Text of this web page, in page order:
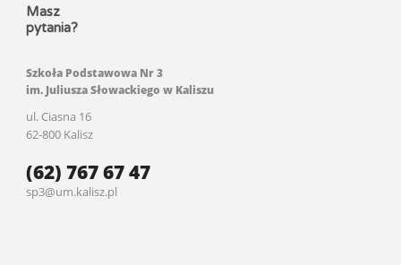
Masz
pytania?
Szkoła Podstawowa Nr 3
im. Juliusza Słowackiego w Kaliszu
ul. Ciasna 16
62-800 Kalisz
(62) 767 67 47
sp3@um.kalisz.pl